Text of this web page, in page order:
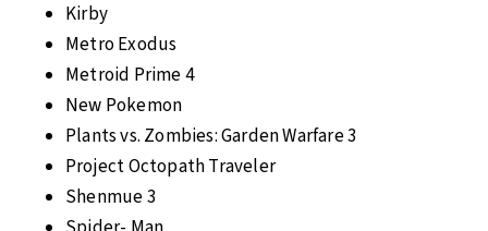
Kirby
Metro Exodus
Metroid Prime 4
New Pokemon
Plants vs. Zombies: Garden Warfare 3
Project Octopath Traveler
Shenmue 3